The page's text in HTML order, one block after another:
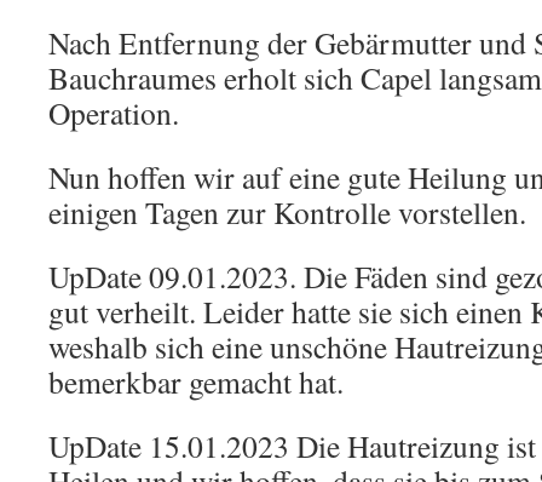
Nach Entfernung der Gebärmutter und
Bauchraumes erholt sich Capel
Operation.
Nun hoffen wir auf eine gute Heilung
einigen Tagen zur Kontrolle vorstellen.
UpDate 09.01.2023. Die Fäden sind
gut verheilt. Leider hatte sie sich einen
weshalb sich eine unschöne
bemerkbar gemacht hat.
UpDate 15.01.2023 Die Hautreizung